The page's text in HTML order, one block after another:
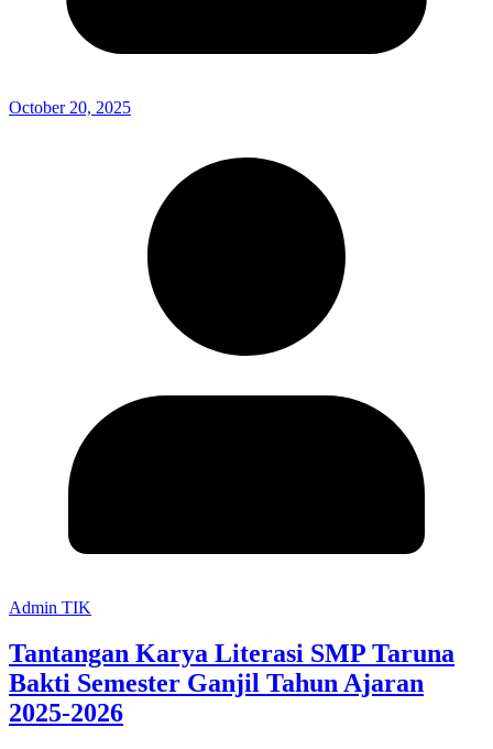
October 20, 2025
Admin TIK
Tantangan Karya Literasi SMP Taruna
Bakti Semester Ganjil Tahun Ajaran
2025-2026